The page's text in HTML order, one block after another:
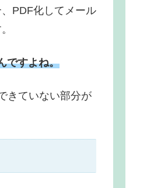
PDF化してメール
ですよね。
きていない部分が